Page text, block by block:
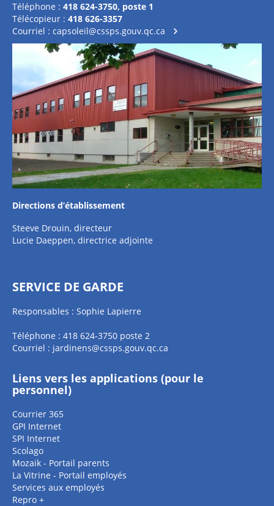
Téléphone : 418 624-3750, poste 1
Télécopieur : 418 626-3357
Courriel : capsoleil@cssps.gouv.qc.ca
Directions d’établissement
Steeve Drouin, directeur
Lucie Daeppen, directrice adjointe
SERVICE DE GARDE
Responsables : Sophie Lapierre
Téléphone : 418 624-3750 poste 2
Courriel : jardinens@cssps.gouv.qc.ca
Liens vers les applications (pour le
personnel)
Courrier 365
GPI Internet
SPI Internet
Scolago
Mozaik - Portail parents
La Vitrine - Portail employés
Services aux employés
Repro +